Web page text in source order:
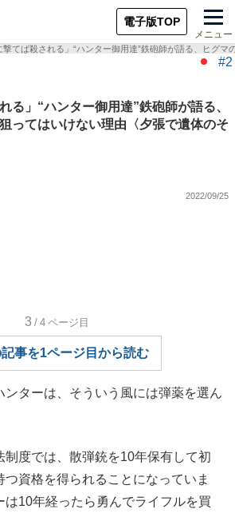
電子版TOP
メニュー
撃てば殺される」“ハンター御用達”鉄砲師が語る、ヒグ
#2
る」“ハンター御用達”鉄砲師が語る、
ってはいけない理由〈夕張で遺体のそ
2022/09/25
3 /4 ページ目
記事を1ページ目から読む
ターは、そういう風には弾薬を選ん
制度では、散弾銃を10年保有して初
資格を得られることになっていま
は10年経ったら勇んでライフルを買